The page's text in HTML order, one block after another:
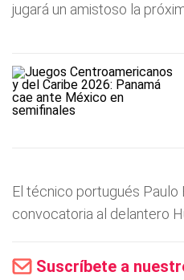
jugará un amistoso la
El técnico portugués Paulo
convocatoria al delantero
Suscríbete a